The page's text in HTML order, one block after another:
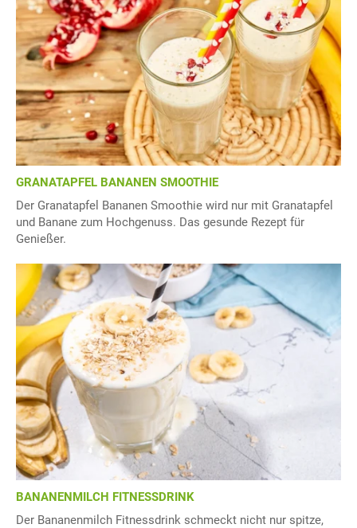
GRANATAPFEL BANANEN SMOOTHIE
Der Granatapfel Bananen Smoothie wird nur mit Granatapfel
und Banane zum Hochgenuss. Das gesunde Rezept für
Genießer.
BANANENMILCH FITNESSDRINK
Der Bananenmilch Fitnessdrink schmeckt nicht nur spitze,